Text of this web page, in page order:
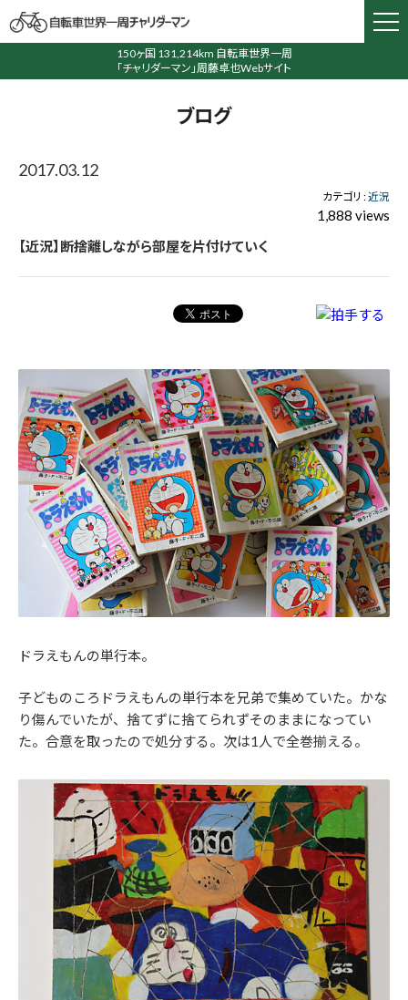
150ヶ国 131,214km 自転車世界一周
「チャリダーマン」周藤卓也Webサイト
ブログ
2017.03.12
カテゴリ :近況
1,888 views
【近況】断捨離しながら部屋を片付けていく
ドラえもんの単行本。
子どものころドラえもんの単行本を兄弟で集めていた。かな
り傷んでいたが、捨てずに捨てられずそのままになってい
た。合意を取ったので処分する。次は1人で全巻揃える。